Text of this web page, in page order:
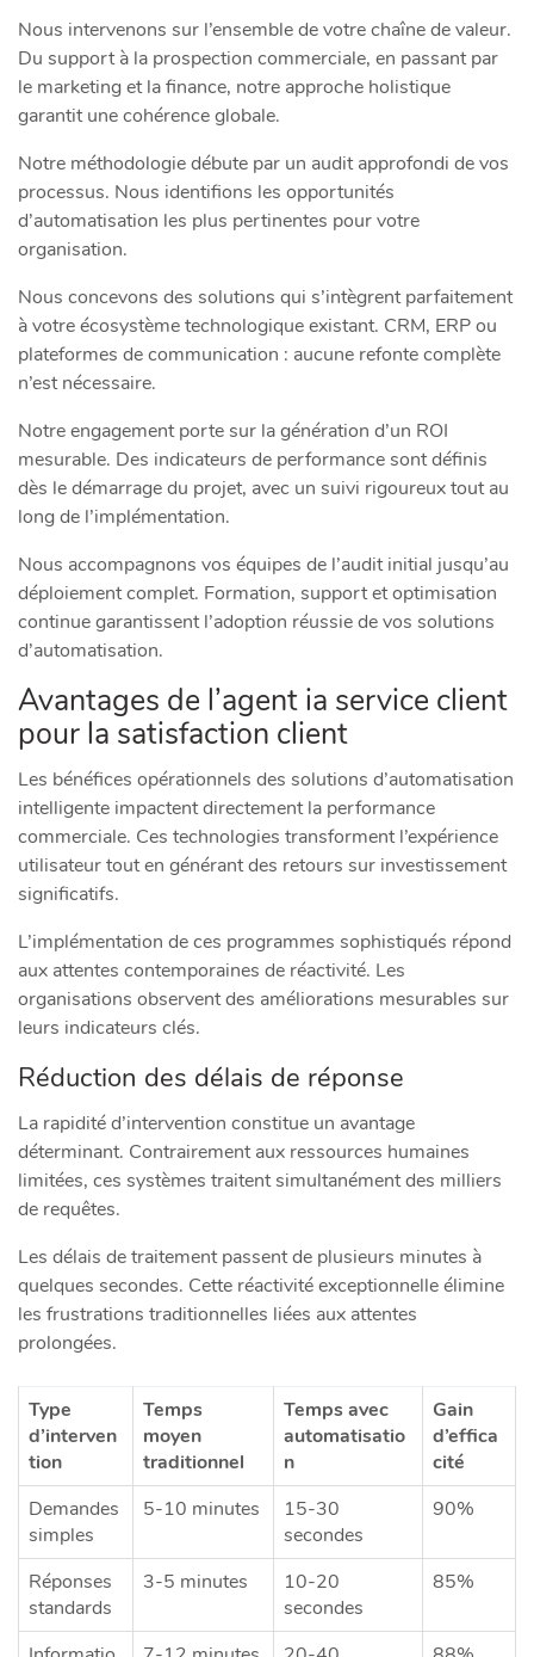
Nous intervenons sur l’ensemble de votre chaîne de valeur.
Du support à la prospection commerciale, en passant par
le marketing et la finance, notre approche holistique
garantit une cohérence globale.
Notre méthodologie débute par un audit approfondi de vos
processus. Nous identifions les opportunités
d’automatisation les plus pertinentes pour votre
organisation.
Nous concevons des solutions qui s’intègrent parfaitement
à votre écosystème technologique existant. CRM, ERP ou
plateformes de communication : aucune refonte complète
n’est nécessaire.
Notre engagement porte sur la génération d’un ROI
mesurable. Des indicateurs de performance sont définis
dès le démarrage du projet, avec un suivi rigoureux tout au
long de l’implémentation.
Nous accompagnons vos équipes de l’audit initial jusqu’au
déploiement complet. Formation, support et optimisation
continue garantissent l’adoption réussie de vos solutions
d’automatisation.
Avantages de l’agent ia service client
pour la satisfaction client
Les bénéfices opérationnels des solutions d’automatisation
intelligente impactent directement la performance
commerciale. Ces technologies transforment l’expérience
utilisateur tout en générant des retours sur investissement
significatifs.
L’implémentation de ces programmes sophistiqués répond
aux attentes contemporaines de réactivité. Les
organisations observent des améliorations mesurables sur
leurs indicateurs clés.
Réduction des délais de réponse
La rapidité d’intervention constitue un avantage
déterminant. Contrairement aux ressources humaines
limitées, ces systèmes traitent simultanément des milliers
de requêtes.
Les délais de traitement passent de plusieurs minutes à
quelques secondes. Cette réactivité exceptionnelle élimine
les frustrations traditionnelles liées aux attentes
prolongées.
Type
d’interven
tion
Temps
moyen
traditionnel
Temps avec
automatisatio
n
Gain
d’effica
cité
Demandes
simples
5-10 minutes
15-30
secondes
90%
Réponses
standards
3-5 minutes
10-20
secondes
85%